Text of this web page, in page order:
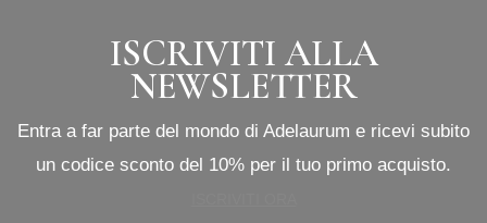
ISCRIVITI ALLA
NEWSLETTER
Entra a far parte del mondo di Adelaurum e ricevi subito
un codice sconto del 10% per il tuo primo acquisto.